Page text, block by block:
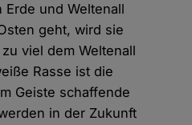
und Weltenall
geht, wird sie
viel dem Weltenall
Rasse ist die
Geiste schaffende
in der Zukunft